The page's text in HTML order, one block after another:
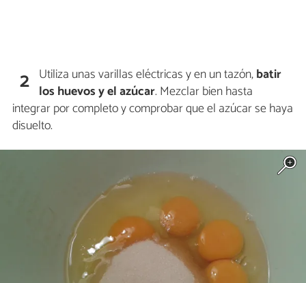
2 Utiliza unas varillas eléctricas y en un tazón,batir
los huevos y el azúcar. Mezclar bien hasta
integrar por completo y comprobar que el azúcar se haya
disuelto.